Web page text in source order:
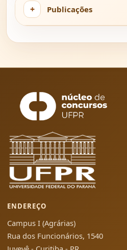
Publicações
ENDEREÇO
Campus I (Agrárias)
Rua dos Funcionários, 1540